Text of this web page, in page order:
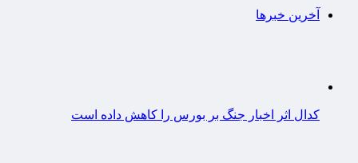
آخرین خبرها
کدال اثر اخبار جنگ بر بورس را کاهش داده است